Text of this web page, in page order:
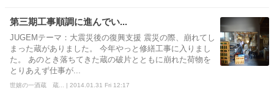
第三期工事順調に進んでい...
JUGEMテーマ：大震災後の復興支援 震災の際、崩れてし
まった蔵がありました。 今年やっと修繕工事に入りまし
た。 あのとき落ちてきた蔵の破片とともに崩れた荷物を
とりあえず仕事が...
世嬉の一酒蔵 蔵... | 2014.01.31 Fri 12:17